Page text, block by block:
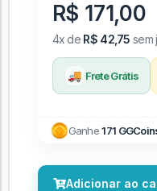
R$ 171,00
4x de R$ 42,75 sem
🚚 Frete Grátis
Ganhe171
Adicionar ao